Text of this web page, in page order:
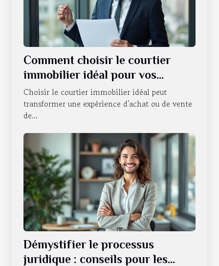
Comment choisir le courtier
immobilier idéal pour vos
besoins ?
Choisir le courtier immobilier idéal peut
transformer une expérience d'achat ou de vente
de...
Démystifier le processus
juridique : conseils pour les